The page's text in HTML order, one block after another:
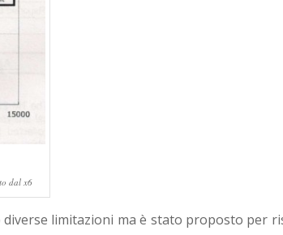
dal x6
limitazioni ma è stato proposto per